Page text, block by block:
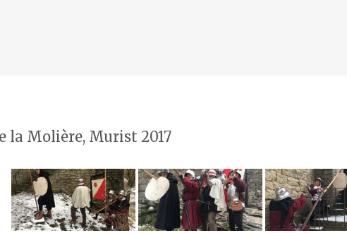
la Molière, Murist 2017